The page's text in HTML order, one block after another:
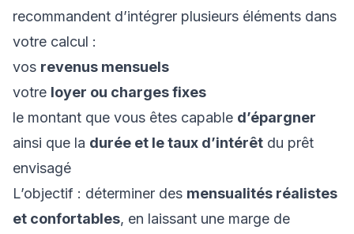
recommandent d’intégrer plusieurs éléments dans
votre calcul :
vos revenus mensuels
votre loyer ou charges fixes
le montant que vous êtes capable d’épargner
ainsi que la durée et le taux d’intérêt du prêt
envisagé
L’objectif : déterminer des mensualités réalistes
et confortables, en laissant une marge de